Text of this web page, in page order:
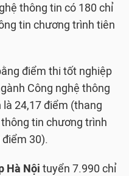
thông tin có 180 chỉ
tin chương trình tiên
điểm thi tốt nghiệp
Công nghệ thông
24,17 điểm (thang
tin chương trình
30).
Hà Nội tuyển 7.990 chỉ